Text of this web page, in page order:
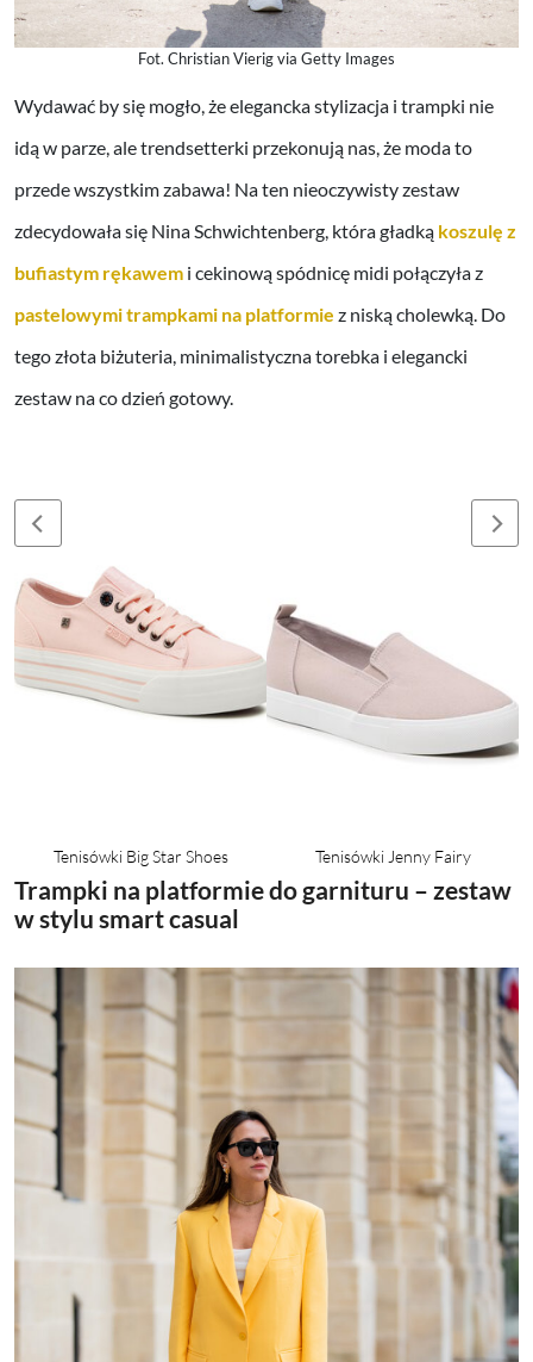
Fot. Christian Vierig via Getty Images
Wydawać by się mogło, że elegancka stylizacja i trampki nie
idą w parze, ale trendsetterki przekonują nas, że moda to
przede wszystkim zabawa! Na ten nieoczywisty zestaw
zdecydowała się Nina Schwichtenberg, która gładką koszulę z
bufiastym rękawem i cekinową spódnicę midi połączyła z
pastelowymi trampkami na platformie z niską cholewką. Do
tego złota biżuteria, minimalistyczna torebka i elegancki
zestaw na co dzień gotowy.
Tenisówki Big Star Shoes Tenisówki Jenny Fairy
Trampki na platformie do garnituru – zestaw
w stylu smart casual